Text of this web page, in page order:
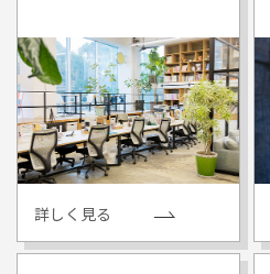
詳しく見る